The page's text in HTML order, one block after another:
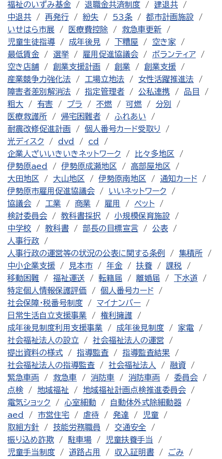
福祉のいずみ基金
退職金共済制度
建退共
中退共
再発行 紛失 53条
都市計画施設
いせはら市展
医療費控除
救急車更新
児童生徒指導
成年後見 下糟屋
空き家
最低賃金
選挙 雇用促進協議会
ボランティア
空き店舗
創業支援計画 創業
創業支援
産業競争力強化法
工場立地法
女性活躍推進法
障害者差別解消法
指定管理者 公私連携
品目
粗大
有害 プラ 不燃 可燃
分別
医療救護所
帰宅困難者
ふれあい
耐震改修促進計画
個人番号カード受取り
光ディスク
dvd
cd
企業人ざいいきいきネットワーク
比々多地区
伊勢原aed
伊勢原成瀬地区
高部屋地区
大田地区
大山地区 伊勢原南地区
通知カード
伊勢原市雇用促進協議会
いいネットワーク
協議会
工業 商業 雇用
ペット
検討委員会
教科書採択
小規模保育施設
中学校
教科書 部長の目標宣言
公表
人事行政
人事行政の運営等の状況の公表に関する条例
集積所
中小企業支援
見本市 年金 扶養
課税
移動困難
福祉運送 転籍届 離婚届
下水道
特定個人情報保護評価
個人番号カード
社会保障・税番号制度
マイナンバー
日常生活自立支援事業
権利擁護
成年後見制度利用支援事業
成年後見制度
家電
社会福祉法人の設立
社会福祉法人の運営
提出資料の様式
指導監査
指導監査結果
社会福祉法人の指導監査
社会福祉法人
融資
緊急車両
救急車 消防車 消防車両
委員会
点検
地域福祉
地域福祉計画点検推進委員会
電気ショック
心室細動
自動体外式除細動器
aed
市営住宅 虐待 発達
児童
取組方針
技能労務職員
交通安全
振り込め詐欺
駐車場
児童扶養手当
児童手当制度
道路占用 収入証明書 ごみ